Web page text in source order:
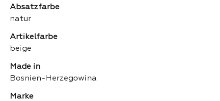
Absatzfarbe
natur
Artikelfarbe
beige
Made in
Bosnien-Herzegowina
Marke